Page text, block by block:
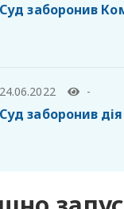
️Суд заборонив
24.06.2022 -
Суд заборонив